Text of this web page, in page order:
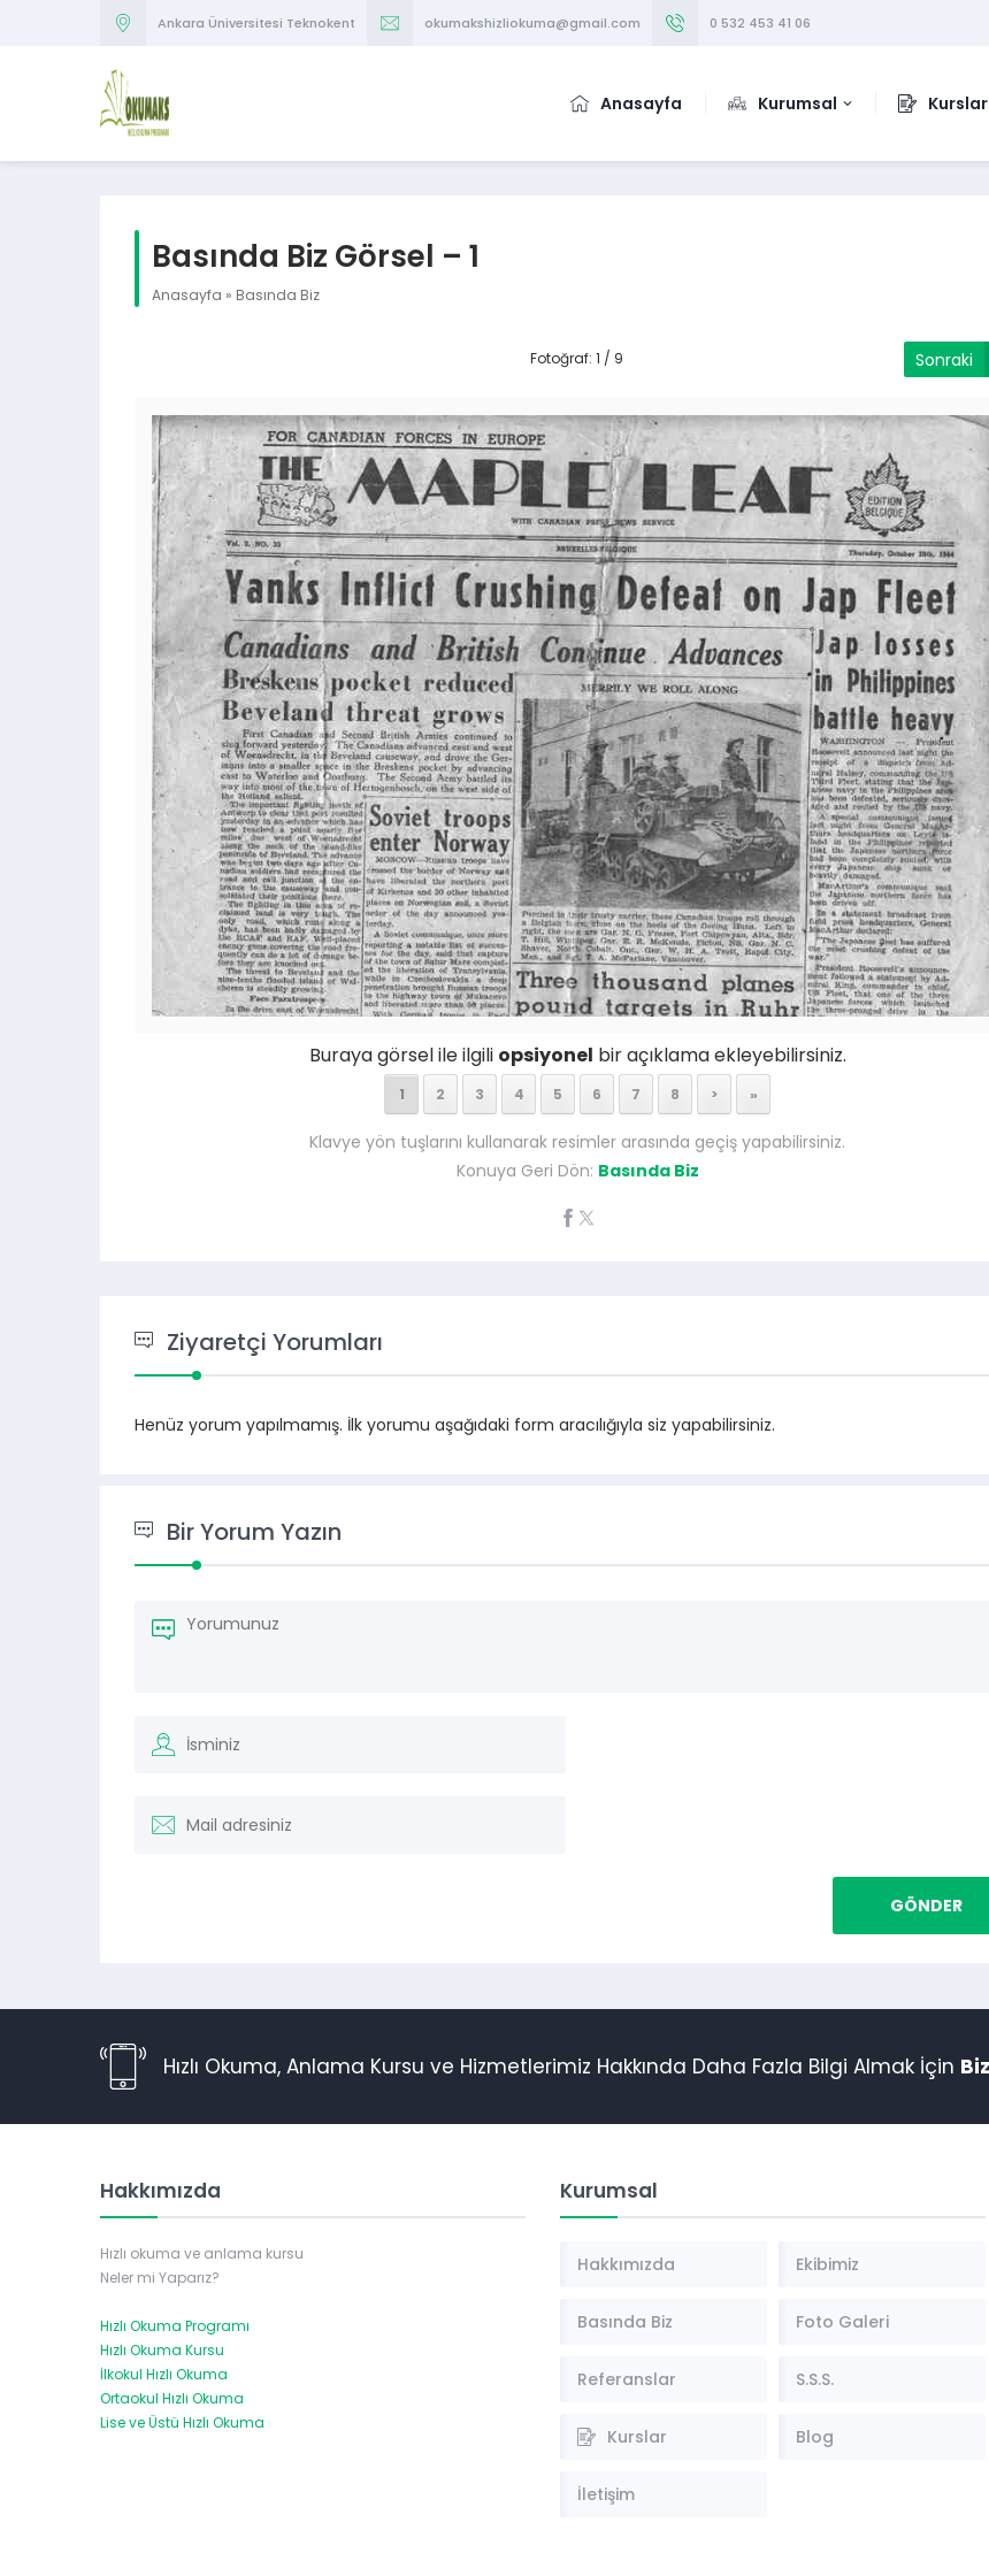
Ankara Üniversitesi Teknokent okumakshizliokuma@gmail.com 0 532 453 41 06
Anasayfa Kurumsal Kurslar
Basında Biz Görsel – 1
Anasayfa » Basında Biz
Fotoğraf: 1 / 9 Sonraki
Buraya görsel ile ilgili opsiyonel bir açıklama ekleyebilirsiniz.
1 2 3 4 5 6 7 8 > »
Klavye yön tuşlarını kullanarak resimler arasında geçiş yapabilirsiniz.
Konuya Geri Dön: Basında Biz
Ziyaretçi Yorumları
Henüz yorum yapılmamış. İlk yorumu aşağıdaki form aracılığıyla siz yapabilirsiniz.
Bir Yorum Yazın
Hızlı Okuma, Anlama Kursu ve Hizmetlerimiz Hakkında Daha Fazla Bilgi Almak İçin
Hakkımızda
Hızlı okuma ve anlama kursu
Neler mi Yaparız?
Hızlı Okuma Programı
Hızlı Okuma Kursu
İlkokul Hızlı Okuma
Ortaokul Hızlı Okuma
Lise ve Üstü Hızlı Okuma
Kurumsal
Hakkımızda Ekibimiz
Basında Biz Foto Galeri
Referanslar S.S.S.
Kurslar Blog
İletişim